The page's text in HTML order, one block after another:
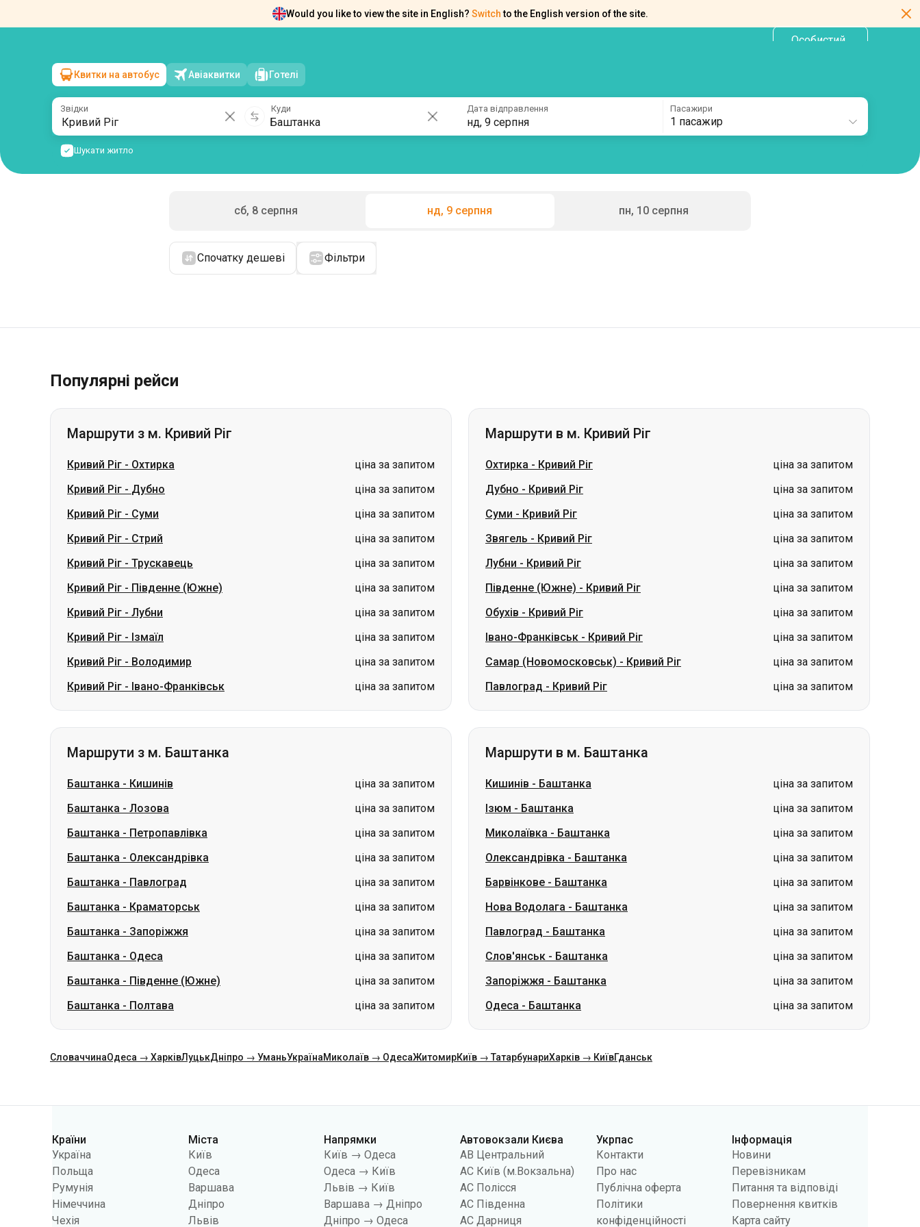
Would you like to view the site in English? Switch to the English version of the site.
Особистий
Кривий Ріг →Баштанка
нд, 9 серпня/1 пасажир
Квитки на автобус Авіаквитки Готелі
Звідки Куди Дата відправлення
нд, 9 серпня
Пасажири
1 пасажир
Шукати житло
сб, 8 серпня нд, 9 серпня пн, 10 серпня
Спочатку дешеві Фільтри
Популярні рейси
Маршрути з м. Кривий Ріг
Кривий Ріг - Охтирка
ціна за запитом
Кривий Ріг - Дубно
ціна за запитом
Кривий Ріг - Суми
ціна за запитом
Кривий Ріг - Стрий
ціна за запитом
Кривий Ріг - Трускавець
ціна за запитом
Кривий Ріг - Південне (Южне)
ціна за запитом
Кривий Ріг - Лубни
ціна за запитом
Кривий Ріг - Ізмаїл
ціна за запитом
Кривий Ріг - Володимир
ціна за запитом
Кривий Ріг - Івано-Франківськ ціна за запитом
Маршрути в м. Кривий Ріг
Охтирка - Кривий Ріг
ціна за запитом
Дубно - Кривий Ріг
ціна за запитом
Суми - Кривий Ріг
ціна за запитом
Звягель - Кривий Ріг
ціна за запитом
Лубни - Кривий Ріг
ціна за запитом
Південне (Южне) - Кривий Ріг
ціна за запитом
Обухів - Кривий Ріг
ціна за запитом
Івано-Франківськ - Кривий Ріг
ціна за запитом
Самар (Новомосковськ) - Кривий Ріг
ціна за запитом
Павлоград - Кривий Ріг ціна за запитом
Маршрути з м. Баштанка
Баштанка - Кишинів
ціна за запитом
Баштанка - Лозова
ціна за запитом
Баштанка - Петропавлівка
ціна за запитом
Баштанка - Олександрівка
ціна за запитом
Баштанка - Павлоград
ціна за запитом
Баштанка - Краматорськ
ціна за запитом
Баштанка - Запоріжжя
ціна за запитом
Баштанка - Одеса
ціна за запитом
Баштанка - Південне (Южне)
ціна за запитом
Баштанка - Полтава ціна за запитом
Маршрути в м. Баштанка
Кишинів - Баштанка
ціна за запитом
Ізюм - Баштанка
ціна за запитом
Миколаївка - Баштанка
ціна за запитом
Олександрівка - Баштанка
ціна за запитом
Барвінкове - Баштанка
ціна за запитом
Нова Водолага - Баштанка
ціна за запитом
Павлоград - Баштанка
ціна за запитом
Слов'янськ - Баштанка
ціна за запитом
Запоріжжя - Баштанка
ціна за запитом
Одеса - Баштанка ціна за запитом
СловаччинаОдеса → ХарківЛуцькДніпро → УманьУкраїнаМиколаїв → ОдесаЖитомирКиїв → ТатарбунариХарків → КиївГданськ
Категорії
Країни
Україна
Польща
Румунія
Німеччина
Чехія
Міста
Київ
Одеса
Варшава
Дніпро
Львів
Напрямки
Київ → Одеса
Одеса → Київ
Львів → Київ
Варшава → Дніпро
Дніпро → Одеса
Автовокзали Києва
АВ Центральний
АС Київ (м.Вокзальна)
АС Полісся
АС Південна
АС Дарниця
Укрпас
Контакти
Про нас
Публічна оферта
Політики
конфіденційності
Інформація
Новини
Перевізникам
Питання та відповіді
Повернення квитків
Карта сайту